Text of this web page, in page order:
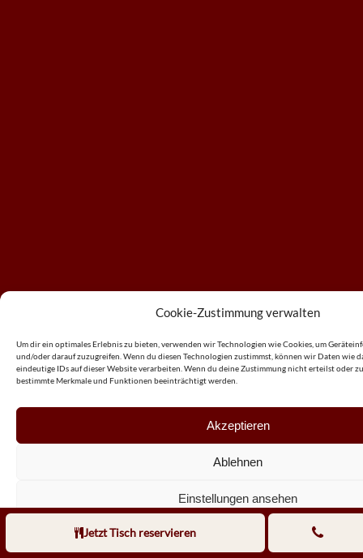
Cookie-Zustimmung verwalten
Um dir ein optimales Erlebnis zu bieten, verwenden wir Technologien wie Cookies, um
und/oder darauf zuzugreifen. Wenn du diesen Technologien zustimmst, können wir Daten wie
eindeutige IDs auf dieser Website verarbeiten. Wenn du deine Zustimmung nicht erteilst oder
bestimmte Merkmale und Funktionen beeinträchtigt werden.
Akzeptieren
Ablehnen
Einstellungen ansehen
Impresum
Jetzt Tisch reservieren